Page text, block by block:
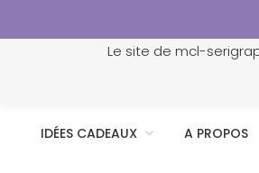
IDÉES CADEAUX A PROPOS
Le site de mcl-